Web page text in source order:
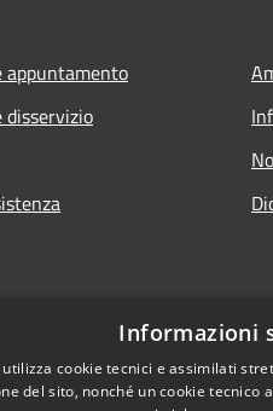
appuntamento
disservizio
Informazioni
utilizza cookie tecnici e assimilati
del sito, nonché un cookie